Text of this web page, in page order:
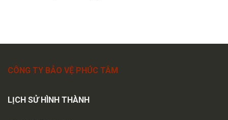
CÔNG TY BẢO VỆ PHÚC TÂM
LỊCH SỬ HÌNH THÀNH